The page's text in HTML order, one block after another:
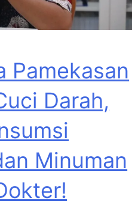
Pamekasan
Darah,
Minuman